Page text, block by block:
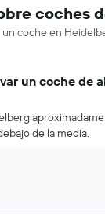
coches
coche en
un coche de
de la media.